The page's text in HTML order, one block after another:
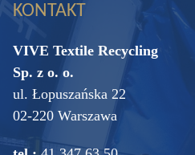
KONTAKT
VIVE Textile Recycling
Sp. z o. o.
ul. Łopuszańska 22
02-220 Warszawa